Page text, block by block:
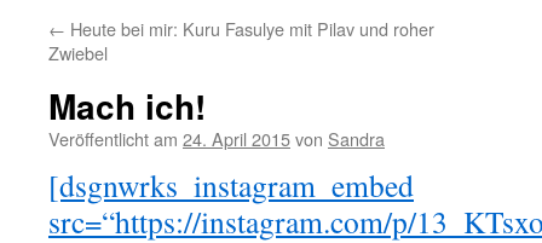
← Heute bei mir: Kuru Fasulye mit Pilav und roher
Zwiebel
Mach ich!
Veröffentlicht am 24. April 2015von Sandra
[dsgnwrks_instagram_embed
src=“https://instagram.com/p/